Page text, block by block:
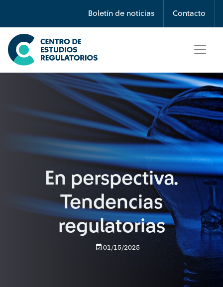
Boletín de noticias Contacto
Búsqueda
Seleccione país
Tipo de artículo
Buscar
En perspectiva.
Tendencias
regulatorias
01/15/2025